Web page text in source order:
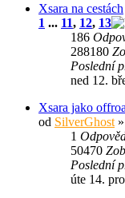
Xsara na cestách
1 ... 11, 12, 13
186
288180
Poslední
ned 12.
Xsara jako
od SilverGhost
1
50470
Poslední
úte 14.